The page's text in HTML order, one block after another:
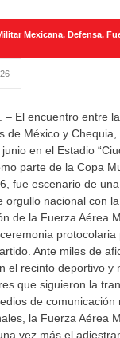
Mexicana, Defensa,
– El encuentro entre
de México y
en el Estadio
parte de la Copa
fue escenario de
orgullo nacional con
de la Fuerza Aérea
protocolaria
Ante miles de
el recinto deportivo y
que siguieron la
de comunicación
la Fuerza Aérea
vez más el